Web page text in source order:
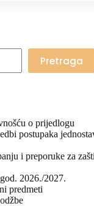
Pretraga
o prijedlogu
postupaka
i preporuke za
2026./2027.
predmeti